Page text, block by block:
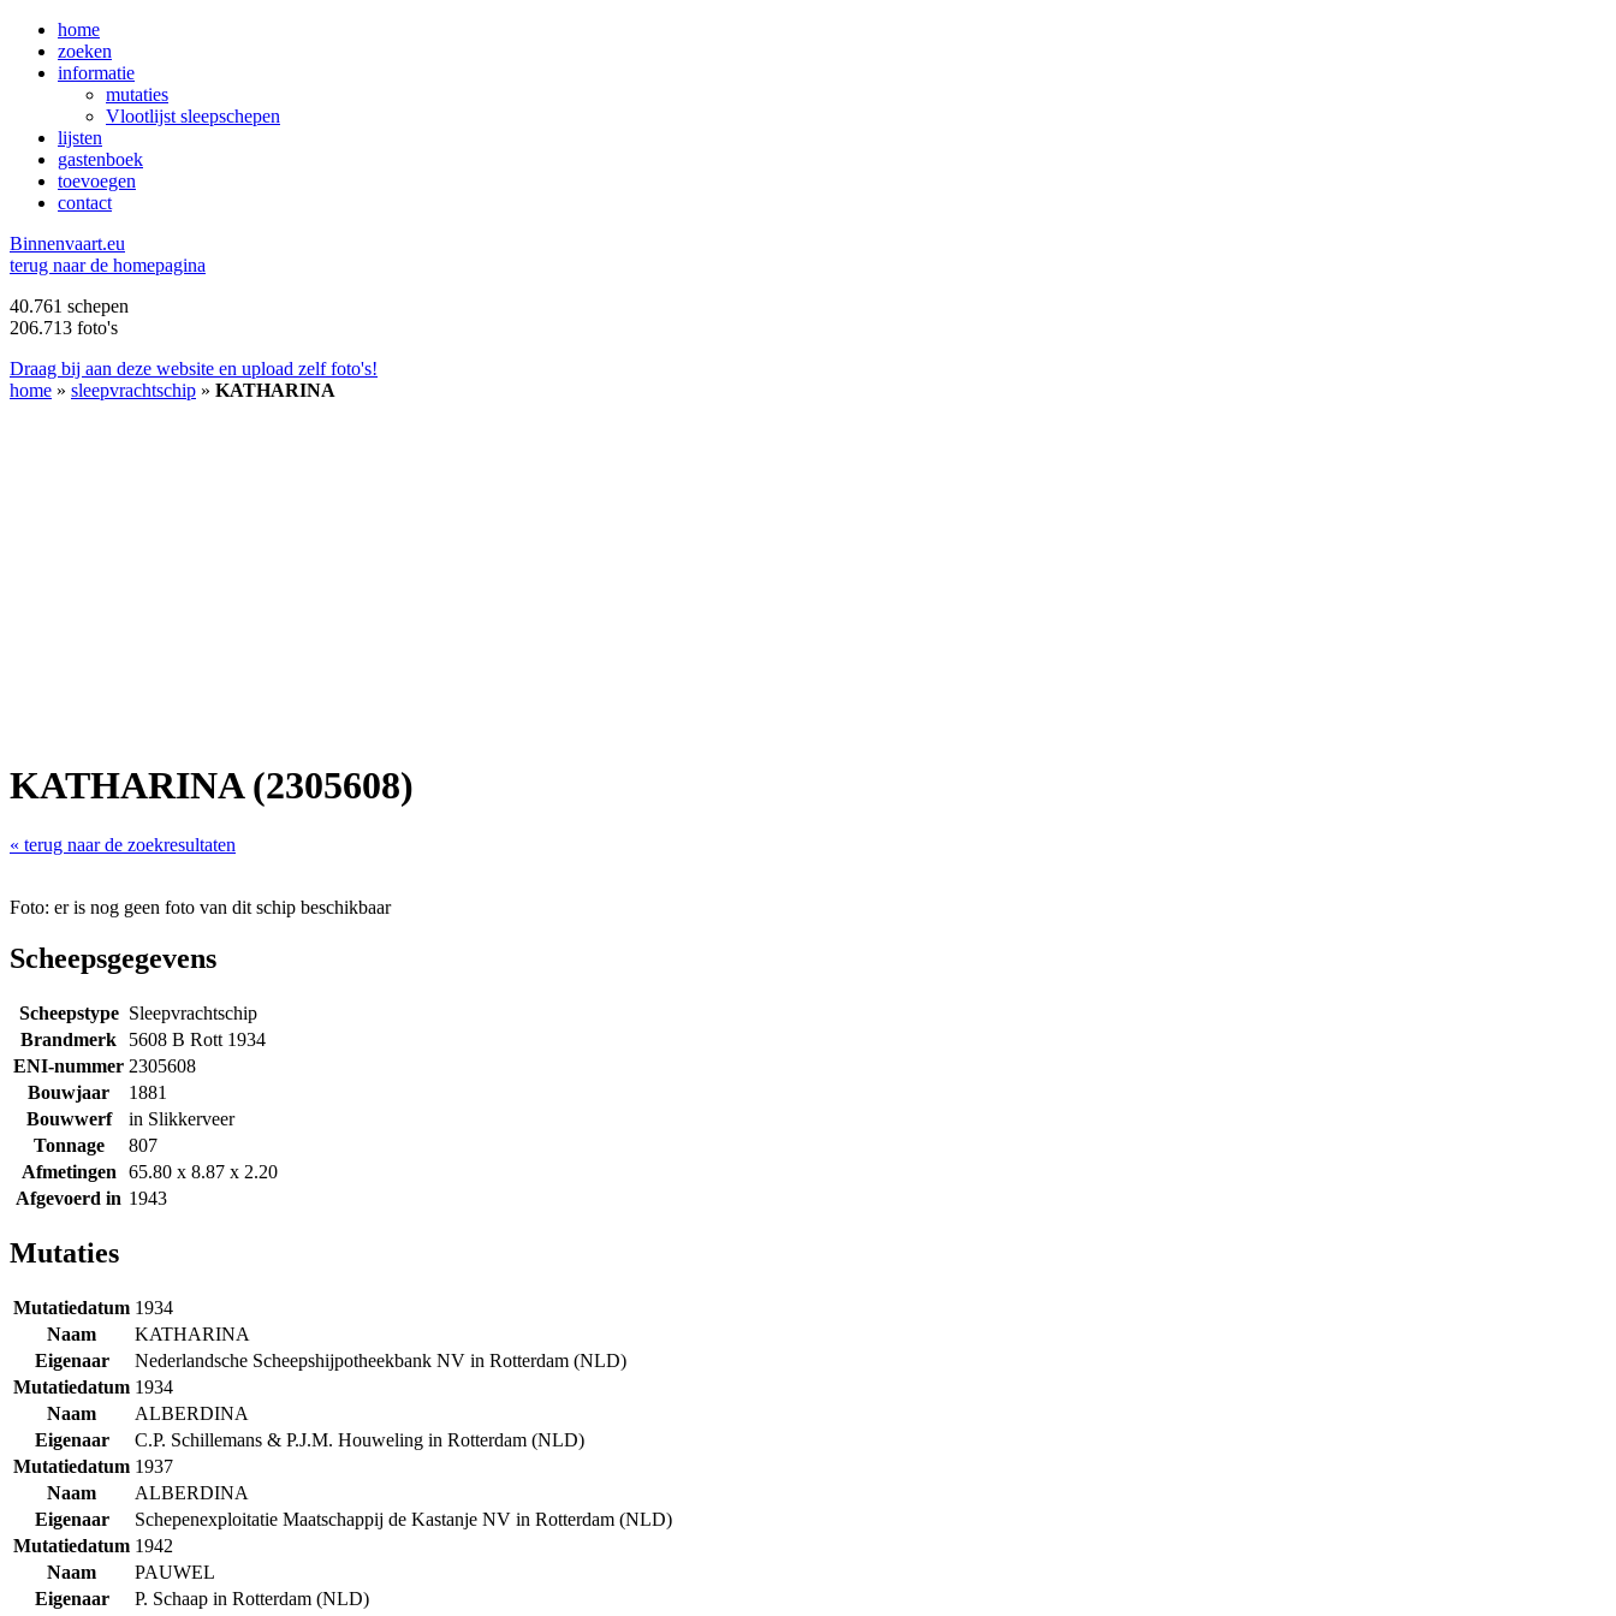
home
zoeken
informatie
mutaties
Vlootlijst sleepschepen
lijsten
gastenboek
toevoegen
contact
Binnenvaart.eu
terug naar de homepagina
40.761 schepen
206.713 foto's
Draag bij aan deze website en upload zelf foto's!
home » sleepvrachtschip » KATHARINA
KATHARINA (2305608)
« terug naar de zoekresultaten
Foto: er is nog geen foto van dit schip beschikbaar
Scheepsgegevens
Scheepstype Sleepvrachtschip
Brandmerk
5608 B Rott 1934
ENI-nummer 2305608
Bouwjaar
1881
Bouwwerf
in Slikkerveer
Tonnage
807
Afmetingen
65.80 x 8.87 x 2.20
Afgevoerd in 1943
Mutaties
Mutatiedatum 1934
Naam
KATHARINA
Eigenaar
Nederlandsche Scheepshijpotheekbank NV in Rotterdam (NLD)
Mutatiedatum 1934
Naam
ALBERDINA
Eigenaar
C.P. Schillemans & P.J.M. Houweling in Rotterdam (NLD)
Mutatiedatum 1937
Naam
ALBERDINA
Eigenaar
Schepenexploitatie Maatschappij de Kastanje NV in Rotterdam (NLD)
Mutatiedatum 1942
Naam
PAUWEL
Eigenaar
P. Schaap in Rotterdam (NLD)